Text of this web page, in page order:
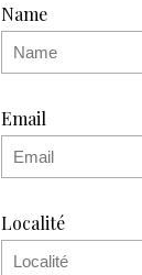
Name
Email
Localité